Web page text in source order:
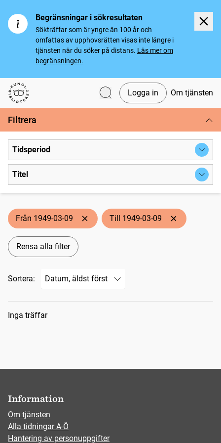
Begränsningar i sökresultaten
Sökträffar som är yngre än 100 år och
omfattas av upphovsrätten visas inte längre i
tjänsten när du söker på distans. Läs mer om
begränsningen.
Svenska tidningar
Logga in Om tjänsten
Filtrera
Tidsperiod
Titel
Från 1949-03-09 Till 1949-03-09
Rensa alla filter
Sortera:
Sökresultat
Inga träffar
Information
Om tjänsten
Alla tidningar A-Ö
Hantering av personuppgifter